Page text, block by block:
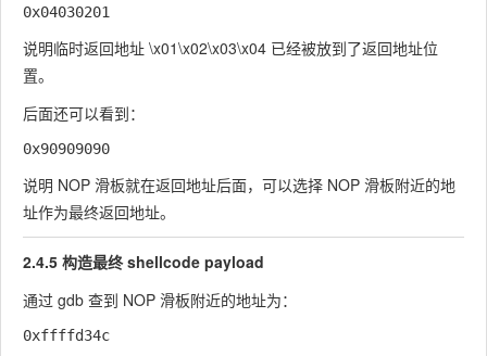
说明临时返回地址 \x01\x02\x03\x04 已经被放到了返回地址位
置。
后面还可以看到：
说明 NOP 滑板就在返回地址后面，可以选择 NOP 滑板附近的地
址作为最终返回地址。
2.4.5 构造最终 shellcode payload
通过 gdb 查到 NOP 滑板附近的地址为：